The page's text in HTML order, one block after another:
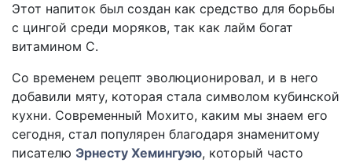
Этот напиток был создан как средство для борьбы
с цингой среди моряков, так как лайм богат
витамином C.
Со временем рецепт эволюционировал, и в него
добавили мяту, которая стала символом кубинской
кухни. Современный Мохито, каким мы знаем его
сегодня, стал популярен благодаря знаменитому
писателю Эрнесту Хемингуэю, который часто